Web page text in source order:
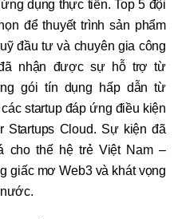
dụng thực tiễn. Top 5 đội
để thuyết trình sản phẩm
đầu tư và chuyên gia công
nhận được sự hỗ trợ từ
gói tín dụng hấp dẫn từ
startup đáp ứng điều kiện
Startups Cloud. Sự kiện đã
cho thế hệ trẻ Việt Nam –
giấc mơ Web3 và khát vọng